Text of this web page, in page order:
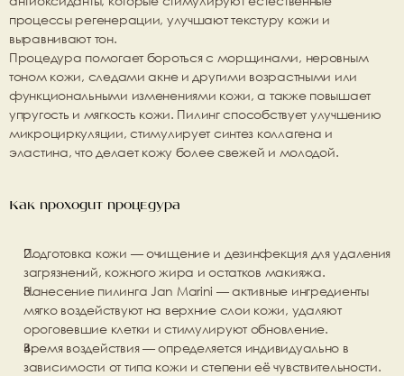
процессы регенерации, улучшают текстуру кожи и
выравнивают тон.
Процедура помогает бороться с морщинами, неровным
тоном кожи, следами акне и другими возрастными или
функциональными изменениями кожи, а также повышает
упругость и мягкость кожи. Пилинг способствует улучшению
микроциркуляции, стимулирует синтез коллагена и
эластина, что делает кожу более свежей и молодой.
Как проходит процедура
Подготовка кожи — очищение и дезинфекция для удаления
загрязнений, кожного жира и остатков макияжа.
Нанесение пилинга Jan Marini — активные ингредиенты
мягко воздействуют на верхние слои кожи, удаляют
ороговевшие клетки и стимулируют обновление.
Время воздействия — определяется индивидуально в
зависимости от типа кожи и степени её чувствительности.